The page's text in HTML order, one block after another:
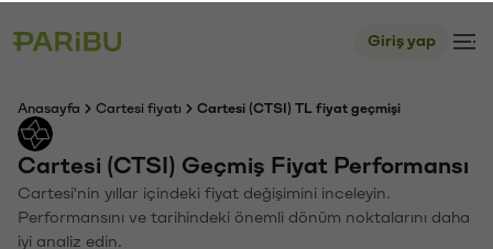
Giriş yap
Anasayfa Cartesi fiyatı Cartesi (CTSI) TL fiyat geçmişi
Cartesi (CTSI) Geçmiş Fiyat Performansı
Cartesi'nin yıllar içindeki fiyat değişimini inceleyin.
Performansını ve tarihindeki önemli dönüm noktalarını daha
iyi analiz edin.